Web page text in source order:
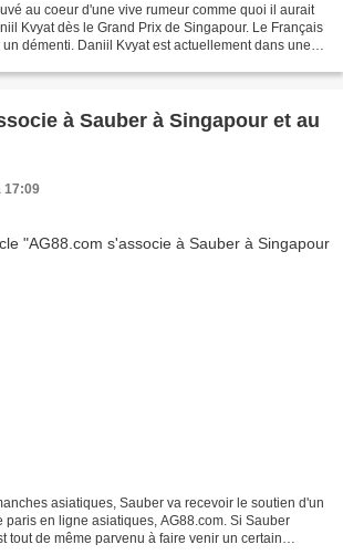
au coeur d'une vive rumeur comme quoi il aurait
Kvyat dès le Grand Prix de Singapour. Le Français
démenti. Daniil Kvyat est actuellement dans une
à Sauber à Singapour et au
17:09
asiatiques, Sauber va recevoir le soutien d'un
paris en ligne asiatiques, AG88.com. Si Sauber
tout de même parvenu à faire venir un certain